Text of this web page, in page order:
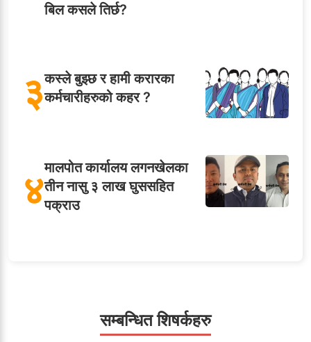
बिल कसले तिर्छ?
३कस्ले बुझ्छ र हामी करारका
कर्मचारीहरुको कहर ?
४मालपोत कार्यालय लगनखेलका
तीन नासु ३ लाख घुससहित
पक्राउ
सम्बन्धित शिषर्कहरु